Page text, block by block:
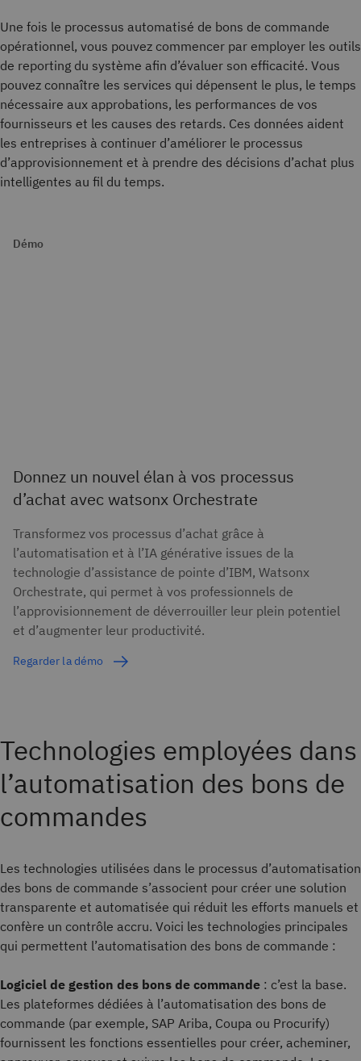
Une fois le processus automatisé de bons de commande
opérationnel, vous pouvez commencer par employer les outils
de reporting du système afin d’évaluer son efficacité. Vous
pouvez connaître les services qui dépensent le plus, le temps
nécessaire aux approbations, les performances de vos
fournisseurs et les causes des retards. Ces données aident
les entreprises à continuer d’améliorer le processus
d’approvisionnement et à prendre des décisions d’achat plus
intelligentes au fil du temps.
Démo
Donnez un nouvel élan à vos processus
d’achat avec watsonx Orchestrate
Transformez vos processus d’achat grâce à
l’automatisation et à l’IA générative issues de la
technologie d’assistance de pointe d’IBM, Watsonx
Orchestrate, qui permet à vos professionnels de
l’approvisionnement de déverrouiller leur plein potentiel
et d’augmenter leur productivité.
Regarder la démo
Technologies employées dans
l’automatisation des bons de
commandes
Les technologies utilisées dans le processus d’automatisation
des bons de commande s’associent pour créer une solution
transparente et automatisée qui réduit les efforts manuels et
confère un contrôle accru. Voici les technologies principales
qui permettent l’automatisation des bons de commande :
Logiciel de gestion des bons de commande : c’est la base.
Les plateformes dédiées à l’automatisation des bons de
commande (par exemple, SAP Ariba, Coupa ou Procurify)
fournissent les fonctions essentielles pour créer, acheminer,